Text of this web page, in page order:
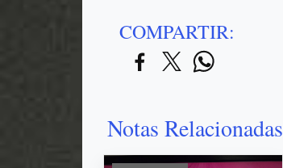
COMPARTIR:
Notas Relacionadas